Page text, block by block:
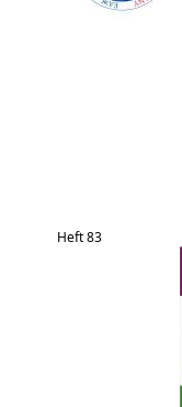
Heft 83